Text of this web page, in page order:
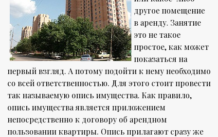
другое помещение
в аренду. Занятие
это не такое
простое, как может
показаться на
первый взгляд. А потому подойти к нему необходимо
со всей ответственностью. Для этого стоит провести
так называемую опись имущества. Как правило,
опись имущества является приложением
непосредственно к договору об арендном
пользовании квартиры. Опись прилагают сразу же